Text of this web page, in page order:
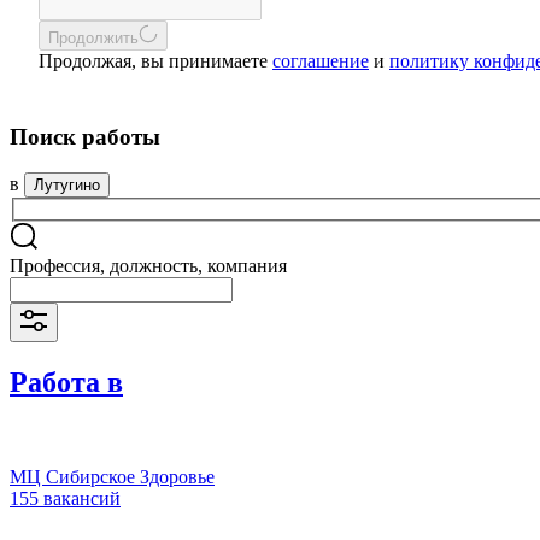
Продолжить
Продолжая, вы принимаете соглашение и политику
Поиск работы
в Лутугино
Профессия, должность, компания
Работа в
МЦ Сибирское Здоровье
155 вакансий